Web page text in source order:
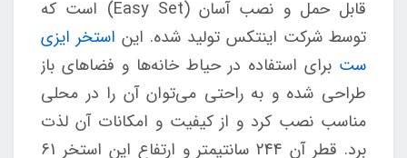
قابل حمل و نصب آسان (Easy Set) است که
توسط شرکت اینتکس تولید شده. این استخر ایزی
ست برای استفاده در حیاط خانه‌ها و فضاهای باز
طراحی شده و به راحتی می‌توان آن را در محلی
مناسب نصب کرد و از کیفیت و امکانات آن لذت
برد. قطر آن 244 سانتیمتر و ارتفاع این استخر 61